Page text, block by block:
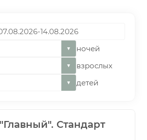
▼ ночей
▼ взрослых
▼ детей
Стандарт